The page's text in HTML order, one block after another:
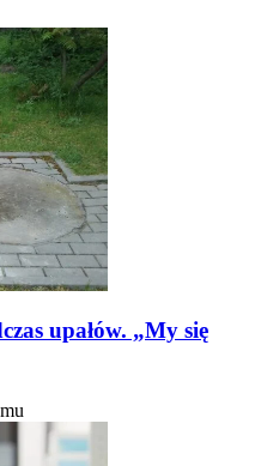
upałów. „My się